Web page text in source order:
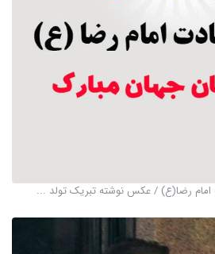
امام رضا(ع) / عکس نوشته تبریک تولد ...